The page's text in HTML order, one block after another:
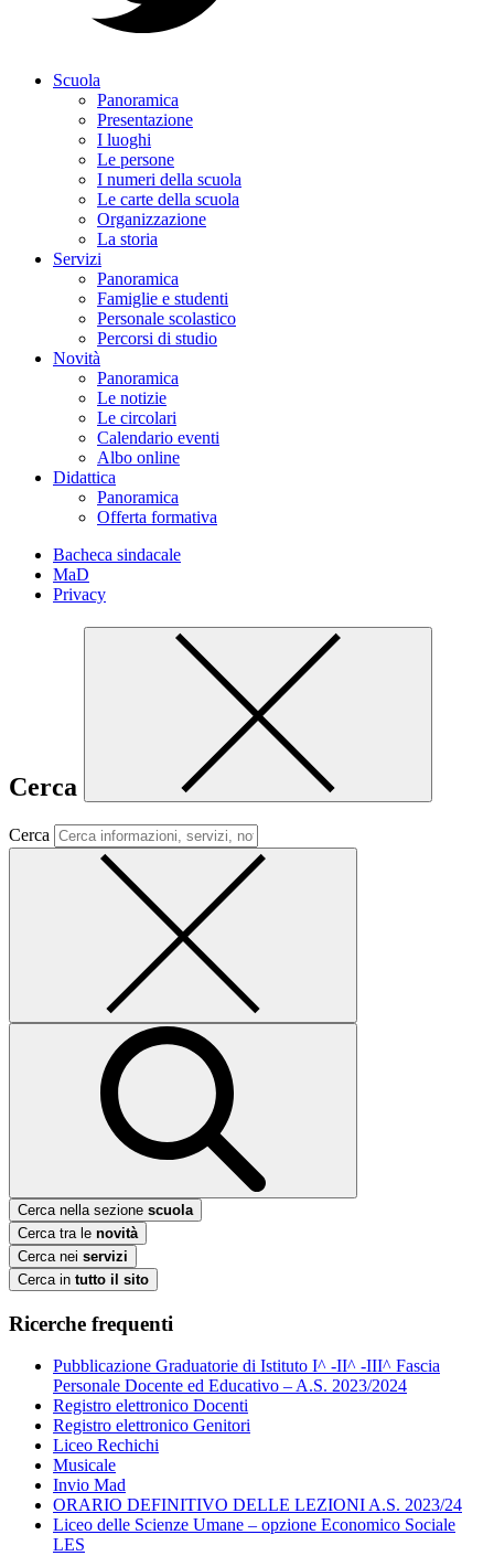
Scuola
Panoramica
Presentazione
I luoghi
Le persone
I numeri della scuola
Le carte della scuola
Organizzazione
La storia
Servizi
Panoramica
Famiglie e studenti
Personale scolastico
Percorsi di studio
Novità
Panoramica
Le notizie
Le circolari
Calendario eventi
Albo online
Didattica
Panoramica
Offerta formativa
Bacheca sindacale
MaD
Privacy
Cerca
Cerca
Cerca nella sezione scuola
Cerca tra le novità
Cerca nei servizi
Cerca in tutto il sito
Ricerche frequenti
Pubblicazione Graduatorie di Istituto I^ -II^ -III^ Fascia
Personale Docente ed Educativo – A.S. 2023/2024
Registro elettronico Docenti
Registro elettronico Genitori
Liceo Rechichi
Musicale
Invio Mad
ORARIO DEFINITIVO DELLE LEZIONI A.S. 2023/24
Liceo delle Scienze Umane – opzione Economico Sociale
LES